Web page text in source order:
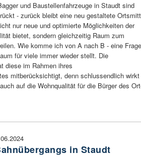
und Baustellenfahrzeuge in Staudt sind
- zurück bleibt eine neu gestaltete
nur neue und optimierte Möglichkeiten der
bietet, sondern gleichzeitig Raum zum
Wie komme ich von A nach B - eine
für viele immer wieder stellt. Die
diese im Rahmen ihres
mitberücksichtigt, denn schlussendlich wirkt
auf die Wohnqualität für die Bürger des
in Staudt